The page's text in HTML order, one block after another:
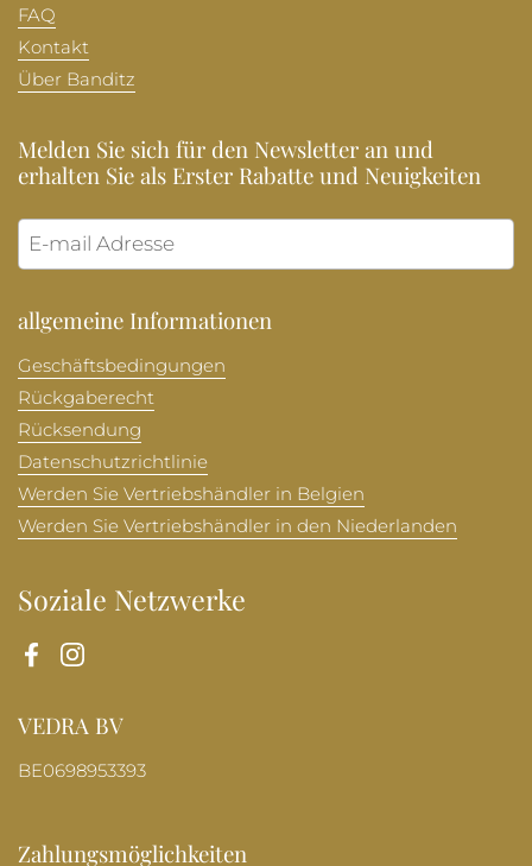
FAQ
Kontakt
Über Banditz
Melden Sie sich für den Newsletter an und
erhalten Sie als Erster Rabatte und Neuigkeiten
allgemeine Informationen
Geschäftsbedingungen
Rückgaberecht
Rücksendung
Datenschutzrichtlinie
Werden Sie Vertriebshändler in Belgien
Werden Sie Vertriebshändler in den Niederlanden
Soziale Netzwerke
FacebookInstagram
VEDRA BV
BE0698953393
Zahlungsmöglichkeiten